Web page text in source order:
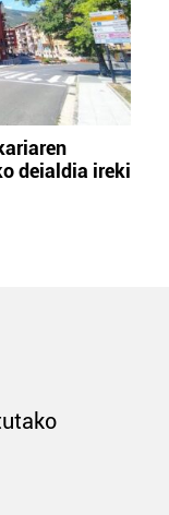
deialdia ireki